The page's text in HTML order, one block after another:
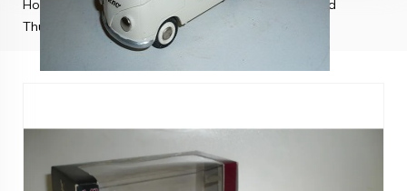
Home Other Cars & Trucks >Road Signature Ford
ThunderBird 1966